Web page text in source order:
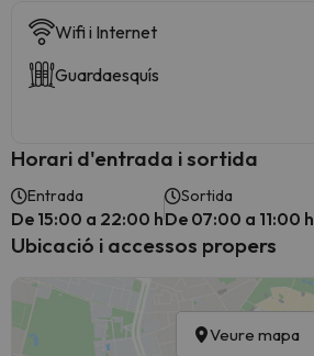
Wifi i Internet
Guardaesquís
Horari d'entrada i sortida
Entrada
De 15:00 a 22:00 h
Sortida
De 07:00 a 11:00 h
Ubicació i accessos propers
Veure mapa